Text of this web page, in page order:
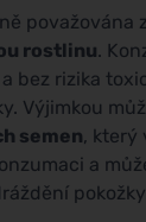
považována
rostlinu.
bez rizika
Výjimkou
semen, který
a